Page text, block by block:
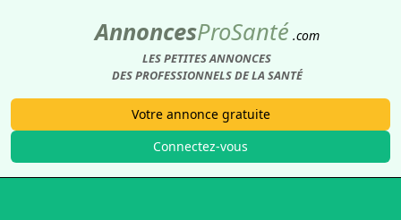
AnnoncesProSanté .com
LES PETITES ANNONCES
DES PROFESSIONNELS DE LA SANTÉ
Votre annonce gratuite
Connectez-vous